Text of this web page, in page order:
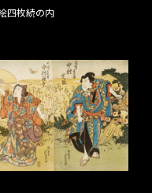
四枚続の内